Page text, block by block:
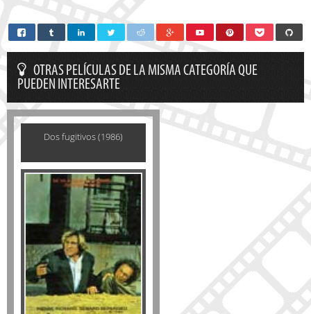
OTRAS PELÍCULAS DE LA MISMA CATEGORÍA QUE
PUEDEN INTERESARTE
Dos fugitivos (1986)